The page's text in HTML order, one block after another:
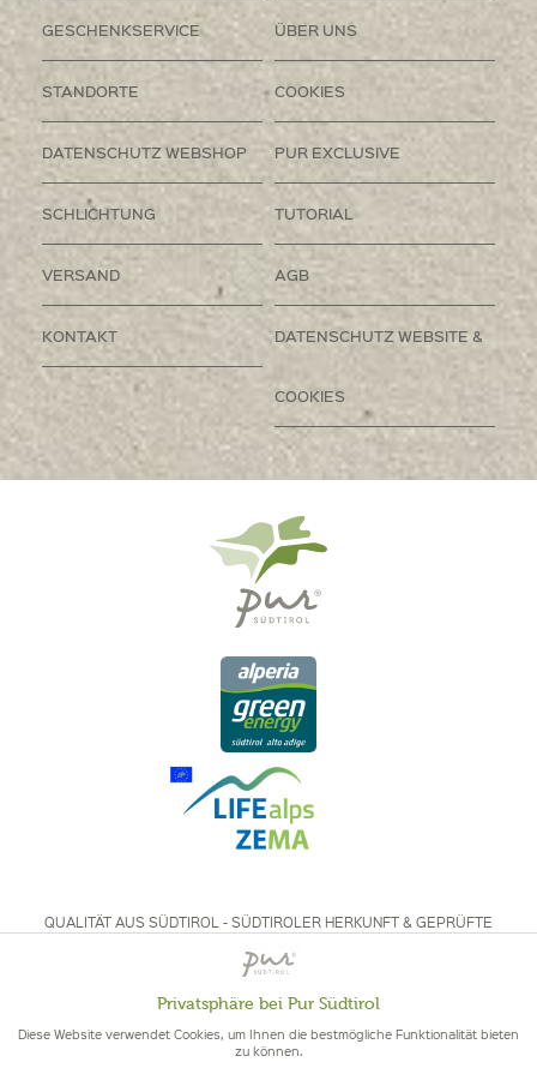
GESCHENKSERVICE ÜBER UNS
STANDORTE COOKIES
DATENSCHUTZ WEBSHOP PUR EXCLUSIVE
SCHLICHTUNG TUTORIAL
VERSAND AGB
KONTAKT DATENSCHUTZ WEBSITE &
COOKIES
QUALITÄT AUS SÜDTIROL - SÜDTIROLER HERKUNFT & GEPRÜFTE
QUALITÄT
Aktiv
Privatsphäre bei Pur Südtirol
Diese Website verwendet Cookies, um Ihnen die bestmögliche Funktionalität bieten
zu können.